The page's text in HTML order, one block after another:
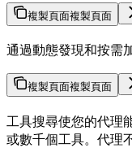
複製頁面複製頁面
通過動態發現和按需
複製頁面複製頁面
工具搜尋使您的代理
或數千個工具。代理